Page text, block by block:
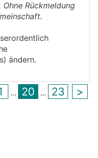
Rückmeldung
ändern.
... 20 ... 23 >